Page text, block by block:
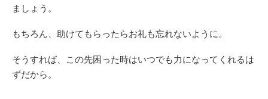
ましょう。
もちろん、助けてもらったらお礼も忘れないように。
そうすれば、この先困った時はいつでも力になってくれるは
ずだから。